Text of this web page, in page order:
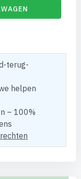
terug-
helpen
– 100%